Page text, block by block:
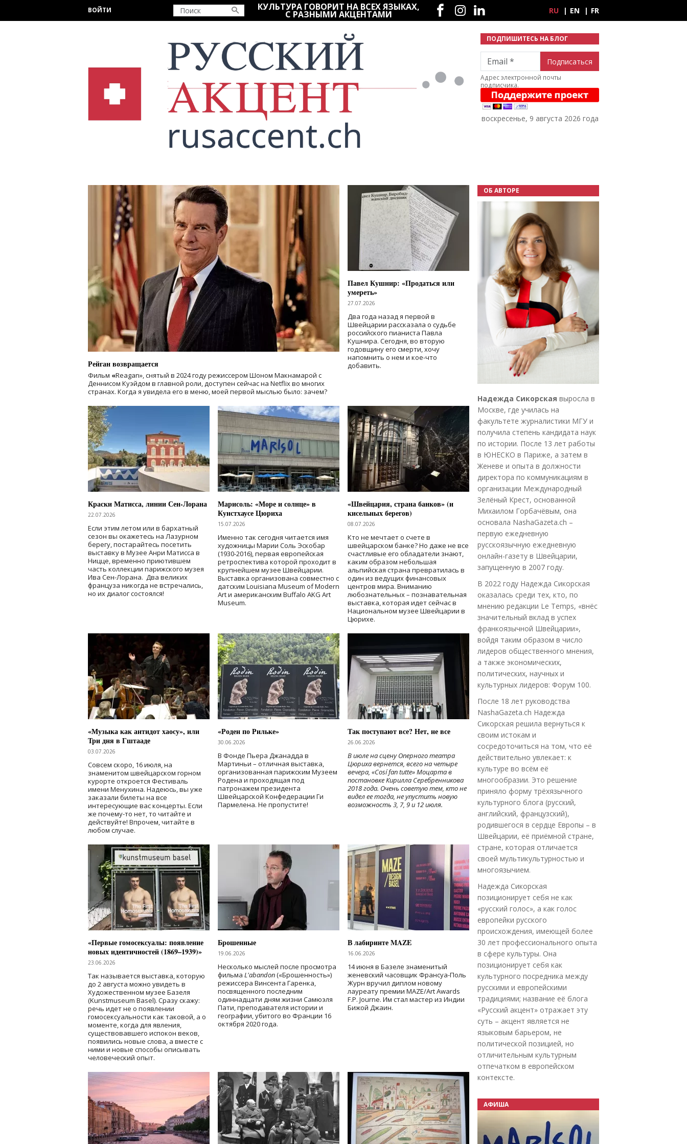
ВОЙТИ КУЛЬТУРА ГОВОРИТ НА ВСЕХ ЯЗЫКАХ,
С РАЗНЫМИ АКЦЕНТАМИ
Социальные сети
RU EN FR
ПОДПИШИТЕСЬ НА БЛОГ
Email
Адрес электронной почты
подписчика.
воскресенье, 9 августа 2026 года
Рейган возвращается
Фильм «Reagan», снятый в 2024 годурежиссером Шоном Макнамарой с
Деннисом Куэйдом в главной роли, доступен сейчас на Netflix во многих
странах. Когда я увидела его в меню, моей первой мыслью было: зачем?
Павел Кушнир: «Продаться или
умереть»
27.07.2026
Два года назад я первой в
Швейцарии рассказала о судьбе
российского пианиста Павла
Кушнира. Сегодня, во вторую
годовщину его смерти, хочу
напомнить о нем и кое-что
добавить.
Краски Матисса, линии Сен-Лорана
22.07.2026
Если этим летом или в бархатный
сезон вы окажетесь на Лазурном
берегу, постарайтесь посетить
выставку в Музее Анри Матисса в
Ницце, временно приютившем
часть коллекции парижского музея
Ива Сен-Лорана. Два великих
француза никогда не встречались,
но их диалог состоялся!
Марисоль: «Море и солнце» в
Кунстхаусе Цюриха
15.07.2026
Именно так сегодня читается имя
художницы Марии Соль Эскобар
(1930-2016), первая европейская
ретроспектива которой проходит в
крупнейшем музее Швейцарии.
Выставка организована совместно с
датским Louisiana Museum of Modern
Art и американским Buffalo AKG Art
Museum.
«Швейцария, страна банков» (и
кисельных берегов)
08.07.2026
Кто не мечтает о счете в
швейцарском банке? Но даже не все
счастливые его обладатели знают,
каким образом небольшая
альпийская страна превратилась в
один из ведущих финансовых
центров мира. Вниманию
любознательных – познавательная
выставка, которая идет сейчас в
Национальном музее Швейцарии в
Цюрихе.
«Музыка как антидот хаосу», или
Три дня в Гштааде
03.07.2026
Совсем скоро, 16 июля, на
знаменитом швейцарском горном
курорте откроется Фестиваль
имени Менухина. Надеюсь, вы уже
заказали билеты на все
интересующие вас концерты. Если
же почему-то нет, то читайте и
действуйте! Впрочем, читайте в
любом случае.
«Роден по Рильке»
30.06.2026
В Фонде Пьера Джанадда в
Мартиньи – отличная выставка,
организованная парижским Музеем
Родена и проходящая под
патронажем президента
Швейцарской Конфедерации Ги
Пармелена. Не пропустите!
Так поступают все? Нет, не все
26.06.2026
В июле на сцену Оперного театра
Цюриха вернется, всего на четыре
вечера, «Cosí fan tutte» Моцарта в
постановке Кирилла Серебренникова
2018 года. Очень советую тем, кто не
видел ее тогда, не упустить новую
возможность 3, 7, 9 и 12 июля.
«Первые гомосексуалы: появление
новых идентичностей (1869–1939)»
23.06.2026
Так называется выставка, которую
до 2 августа можно увидеть в
Художественном музее Базеля
(Kunstmuseum Basel). Сразу скажу:
речь идет не о появлении
гомосексуальности как таковой, а о
моменте, когда для явления,
существовавшего испокон веков,
появились новые слова, а вместе с
ними и новые способы описывать
человеческий опыт.
Брошенные
19.06.2026
Несколько мыслей после просмотра
фильма L'abandon(«Брошенность»)
режиссера Винсента Гаренка,
посвященного последним
одиннадцати дням жизни Самюэля
Пати, преподавателя истории и
географии, убитого во Франции 16
октября 2020 года.
В лабиринте MAZE
16.06.2026
14 июня в Базеле знаменитый
женевский часовщик Франсуа-Поль
Журн вручил диплом новому
лауреату премии MAZE/Art Awards
F.P. Journe. Им стал мастер из Индии
Бижой Джаин.
ОБ АВТОРЕ
Надежда Сикорская выросла в
Москве, где училась на
факультете журналистики МГУ и
получила степень кандидата наук
по истории. После 13 лет работы
в ЮНЕСКО в Париже, а затем в
Женеве и опыта в должности
директора по коммуникациям в
организации Международный
Зелёный Крест, основанной
Михаилом Горбачёвым, она
основала NashaGazeta.ch –
первую ежедневную
русскоязычную ежедневную
онлайн-газету в Швейцарии,
запущенную в 2007 году.
В 2022 году Надежда Сикорская
оказалась среди тех, кто, по
мнению редакции Le Temps, «внёс
значительный вклад в успех
франкоязычной Швейцарии»,
войдя таким образом в число
лидеров общественного мнения,
а также экономических,
политических, научных и
культурных лидеров: Форум 100.
После 18 лет руководства
NashaGazeta.ch Надежда
Сикорская решила вернуться к
своим истокам и
сосредоточиться на том, что её
действительно увлекает: к
культуре во всём её
многообразии. Это решение
приняло форму трёхязычного
культурного блога (русский,
английский, французский),
родившегося в сердце Европы – в
Швейцарии, её приёмной стране,
стране, которая отличается
своей мультикультурностью и
многоязычием.
Надежда Сикорская
позиционирует себя не как
«русский голос», а как голос
европейки русского
происхождения, имеющей более
30 лет профессионального опыта
в сфере культуры. Она
позиционирует себя как
культурного посредника между
русскими и европейскими
традициями; название её блога
«Русский акцент» отражает эту
суть – акцент является не
языковым барьером, не
политической позицией, но
отличительным культурным
отпечатком в европейском
контексте.
АФИША